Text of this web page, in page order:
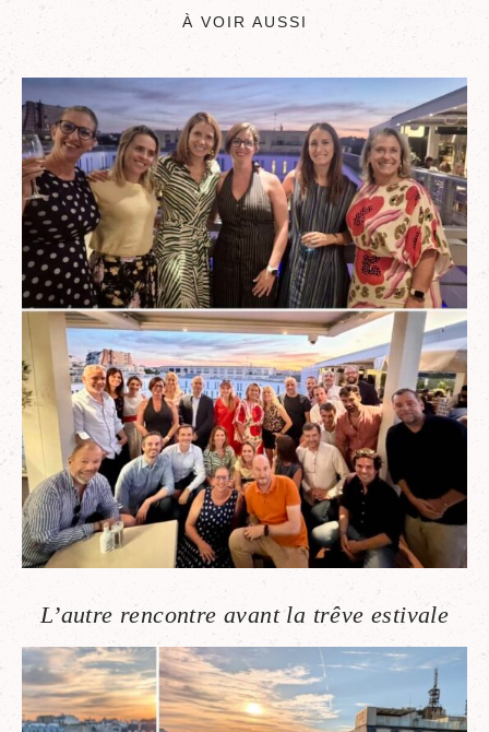
À VOIR AUSSI
L’autre rencontre avant la trêve estivale